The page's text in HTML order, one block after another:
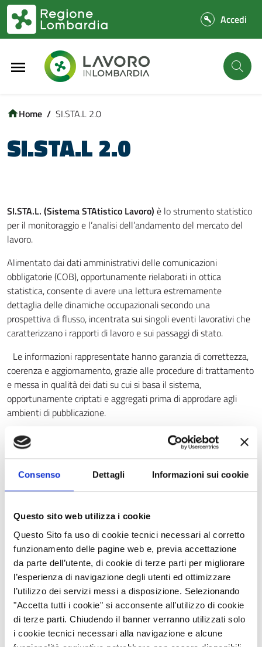
Consenso Dettagli Informazioni sui cookie
Questo sito web utilizza i cookie
Questo Sito fa uso di cookie tecnici necessari al corretto
funzionamento delle pagine web e, previa accettazione
da parte dell’utente, di cookie di terze parti per migliorare
l’esperienza di navigazione degli utenti ed ottimizzare
l’utilizzo dei servizi messi a disposizione. Selezionando
"Accetta tutti i cookie" si acconsente all’utilizzo di cookie
di terze parti. Chiudendo il banner verranno utilizzati solo
i cookie tecnici necessari alla navigazione e alcune
Vai al contenuto principale
Vai al footer
/ SI.STA.L 2.0
SI.STA.L 2.0
SI.STA.L. (Sistema STAtistico Lavoro) è lo strumento statistico
per il monitoraggio e l’analisi dell’andamento del mercato del
lavoro.
Alimentato dai dati amministrativi delle comunicazioni
obbligatorie (COB), opportunamente rielaborati in ottica
statistica, consente di avere una lettura estremamente
dettaglia delle dinamiche occupazionali secondo una
prospettiva di flusso, incentrata sui singoli eventi lavorativi che
caratterizzano i rapporti di lavoro e sui passaggi di stato.
Le informazioni rappresentate hanno garanzia di correttezza,
coerenza e aggiornamento, grazie alle procedure di trattamento
e messa in qualità dei dati su cui si basa il sistema,
opportunamente criptati e aggregati prima di approdare agli
ambienti di pubblicazione.